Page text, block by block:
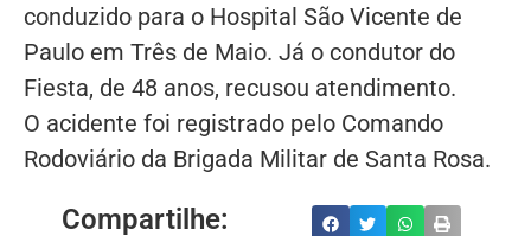
conduzido para o Hospital São Vicente de
Paulo em Três de Maio. Já o condutor do
Fiesta, de 48 anos, recusou atendimento.
O acidente foi registrado pelo Comando
Rodoviário da Brigada Militar de Santa Rosa.
Compartilhe: